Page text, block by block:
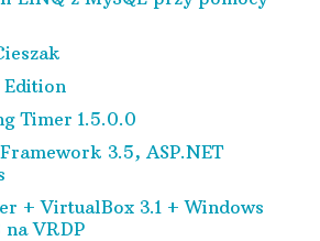
Edition
Timer 1.5.0.0
3.5, ASP.NET
+ VirtualBox 3.1 + Windows
VRDP